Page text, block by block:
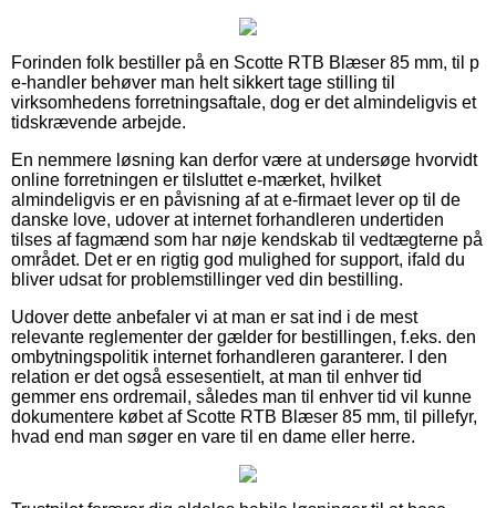
Forinden folk bestiller på en Scotte RTB Blæser 85 mm, til p
e-handler behøver man helt sikkert tage stilling til
virksomhedens forretningsaftale, dog er det almindeligvis et
tidskrævende arbejde.
En nemmere løsning kan derfor være at undersøge hvorvidt
online forretningen er tilsluttet e-mærket, hvilket
almindeligvis er en påvisning af at e-firmaet lever op til de
danske love, udover at internet forhandleren undertiden
tilses af fagmænd som har nøje kendskab til vedtægterne på
området. Det er en rigtig god mulighed for support, ifald du
bliver udsat for problemstillinger ved din bestilling.
Udover dette anbefaler vi at man er sat ind i de mest
relevante reglementer der gælder for bestillingen, f.eks. den
ombytningspolitik internet forhandleren garanterer. I den
relation er det også essesentielt, at man til enhver tid
gemmer ens ordremail, således man til enhver tid vil kunne
dokumentere købet af Scotte RTB Blæser 85 mm, til pillefyr,
hvad end man søger en vare til en dame eller herre.